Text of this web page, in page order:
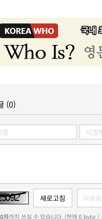
(0)
자까지 쓰실 수 있습니다. (현재 0 byte